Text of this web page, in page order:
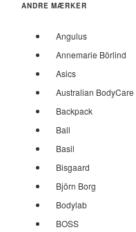
ANDRE MÆRKER
Angulus
Annemarie Börlind
Asics
Australian BodyCare
Backpack
Ball
Basil
Bisgaard
Björn Borg
Bodylab
BOSS